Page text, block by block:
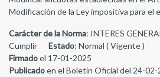
Modificación de la Ley impositiva para el
Carácter de la Norma: INTERES
Cumplir
Estado: Normal ( Vigente )
Firmadoel 17-01-2025
Publicadoen el Boletín Oficial del 24-02-